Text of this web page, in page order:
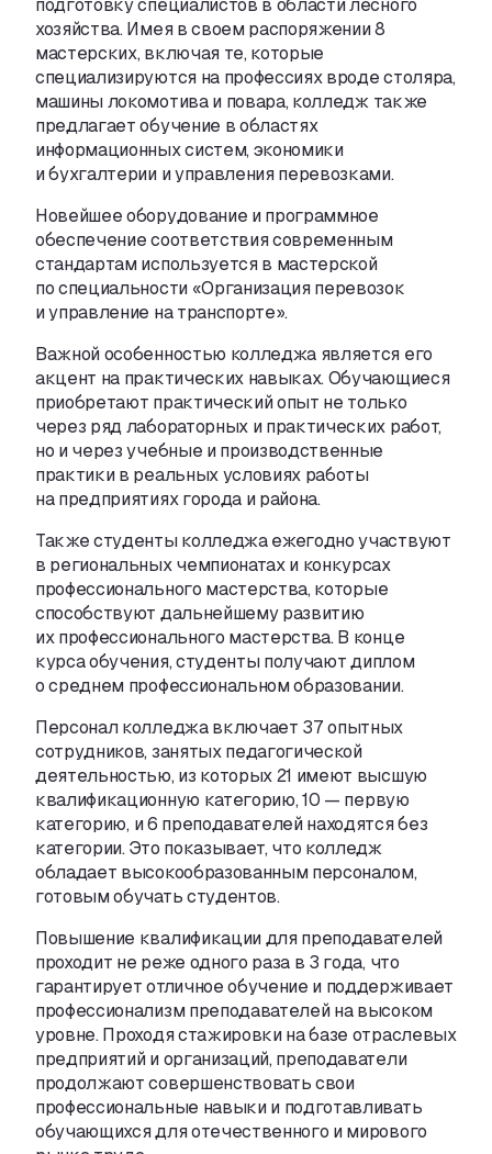
подготовку специалистов в области лесного
хозяйства. Имея в своем распоряжении 8
мастерских, включая те, которые
специализируются на профессиях вроде столяра,
машины локомотива и повара, колледж также
предлагает обучение в областях
информационных систем, экономики
и бухгалтерии и управления перевозками.
Новейшее оборудование и программное
обеспечение соответствия современным
стандартам используется в мастерской
по специальности «Организация перевозок
и управление на транспорте».
Важной особенностью колледжа является его
акцент на практических навыках. Обучающиеся
приобретают практический опыт не только
через ряд лабораторных и практических работ,
но и через учебные и производственные
практики в реальных условиях работы
на предприятиях города и района.
Также студенты колледжа ежегодно участвуют
в региональных чемпионатах и конкурсах
профессионального мастерства, которые
способствуют дальнейшему развитию
их профессионального мастерства. В конце
курса обучения, студенты получают диплом
о среднем профессиональном образовании.
Персонал колледжа включает 37 опытных
сотрудников, занятых педагогической
деятельностью, из которых 21 имеют высшую
квалификационную категорию, 10 — первую
категорию, и 6 преподавателей находятся без
категории. Это показывает, что колледж
обладает высокообразованным персоналом,
готовым обучать студентов.
Повышение квалификации для преподавателей
проходит не реже одного раза в 3 года, что
гарантирует отличное обучение и поддерживает
профессионализм преподавателей на высоком
уровне. Проходя стажировки на базе отраслевых
предприятий и организаций, преподаватели
продолжают совершенствовать свои
профессиональные навыки и подготавливать
обучающихся для отечественного и мирового